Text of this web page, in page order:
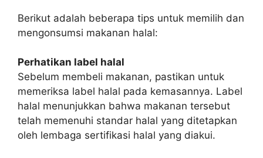
Berikut adalah beberapa tips untuk memilih dan
mengonsumsi makanan halal:
Perhatikan label halal
Sebelum membeli makanan, pastikan untuk
memeriksa label halal pada kemasannya. Label
halal menunjukkan bahwa makanan tersebut
telah memenuhi standar halal yang ditetapkan
oleh lembaga sertifikasi halal yang diakui.